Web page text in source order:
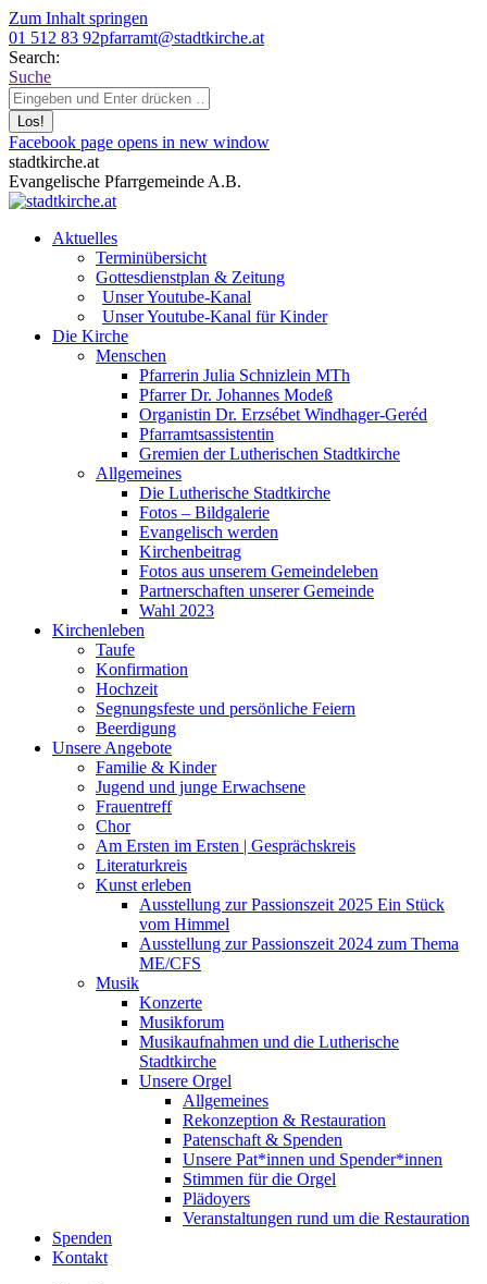
Zum Inhalt springen
01 512 83 92pfarramt@stadtkirche.at
Search:
Suche
Facebook page opens in new window
stadtkirche.at
Evangelische Pfarrgemeinde A.B.
Aktuelles
Terminübersicht
Gottesdienstplan & Zeitung
Unser Youtube-Kanal
Unser Youtube-Kanal für Kinder
Die Kirche
Menschen
Pfarrerin Julia Schnizlein MTh
Pfarrer Dr. Johannes Modeß
Organistin Dr. Erzsébet Windhager-Geréd
Pfarramtsassistentin
Gremien der Lutherischen Stadtkirche
Allgemeines
Die Lutherische Stadtkirche
Fotos – Bildgalerie
Evangelisch werden
Kirchenbeitrag
Fotos aus unserem Gemeindeleben
Partnerschaften unserer Gemeinde
Wahl 2023
Kirchenleben
Taufe
Konfirmation
Hochzeit
Segnungsfeste und persönliche Feiern
Beerdigung
Unsere Angebote
Familie & Kinder
Jugend und junge Erwachsene
Frauentreff
Chor
Am Ersten im Ersten | Gesprächskreis
Literaturkreis
Kunst erleben
Ausstellung zur Passionszeit 2025 Ein Stück
vom Himmel
Ausstellung zur Passionszeit 2024 zum Thema
ME/CFS
Musik
Konzerte
Musikforum
Musikaufnahmen und die Lutherische
Stadtkirche
Unsere Orgel
Allgemeines
Rekonzeption & Restauration
Patenschaft & Spenden
Unsere Pat*innen und Spender*innen
Stimmen für die Orgel
Plädoyers
Veranstaltungen rund um die Restauration
Spenden
Kontakt